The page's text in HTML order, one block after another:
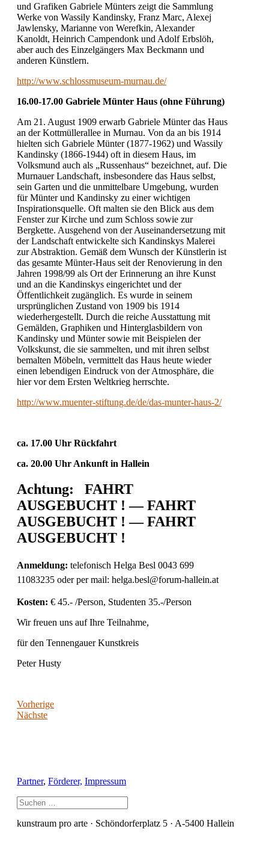
und Grafiken Gabriele Münters zeigt die Sammlung
Werke von Wassily Kandinsky, Franz Marc, Alexej
Jawlensky, Marianne von Werefkin, Alexander
Kanoldt, Heinrich Campendonk und Adolf Erbslöh,
aber auch des Einzelgängers Max Beckmann und
anderen Künstlern.
http://www.schlossmuseum-murnau.de/
16.00-17.00 Gabriele Münter Haus (ohne Führung)
Am 21. August 1909 erwarb Gabriele Münter das Haus
an der Kottmüllerallee in Murnau. Von da an bis 1914
hielten sich Gabriele Münter (1877-1962) und Wassily
Kandinsky (1866-1944) oft in diesem Haus, im
Volksmund auch als „Russenhaus“ bezeichnet, auf. Die
Murnauer Landschaft, insbesondere das Haus selbst,
sein Garten und die unmittelbare Umgebung, wurden
für Münter und Kandinsky zu einer wichtigen
Inspirationsquelle. Oft malten sie den Blick aus dem
Fenster zur Kirche und zum Schloss sowie zur
Bergkette. Ausgehend von der Auseinandersetzung mit
der Landschaft entwickelte sich Kandinskys Malerei
zur Abstraktion. Gemäß dem Wunsch der Künstlerin ist
das gesamte Münter-Haus seit der Renovierung in den
Jahren 1998/99 als Ort der Erinnerung an ihre Kunst
und an die Kandinskys eingerichtet und der
Öffentlichkeit zugänglich. Es wurde in seinem
ursprünglichen Zustand von 1909 bis 1914
wiederhergestellt. Durch die reiche Ausstattung mit
Gemälden, Graphiken und Hinterglasbildern von
Kandinsky und Münter sowie mit Beispielen der
Volkskunst, die sie sammelten, und mit ihren selbst
bemalten Möbeln, vermittelt das Haus heute wieder
einen lebendigen Eindruck von der Atmosphäre, die
hier vor dem Ersten Weltkrieg herrschte.
http://www.muenter-stiftung.de/de/das-munter-haus-2/
ca. 17.00 Uhr Rückfahrt
ca. 20.00 Uhr Ankunft in Hallein
Achtung: FAHRT
AUSGEBUCHT ! — FAHRT
AUSGEBUCHT ! — FAHRT
AUSGEBUCHT !
Anmeldung: telefonisch Helga Besl 0043 699
11083235 oder per mail: helga.besl@forum-hallein.at
Kosten: € 45.- /Person, Studenten 35.-/Person
Wir freuen uns auf Ihre Teilnahme,
für den Tennengauer Kunstkreis
Peter Husty
Vorherige
Nächste
Partner, Förderer, Impressum
kunstraum pro arte · Schöndorferplatz 5 · A-5400 Hallein